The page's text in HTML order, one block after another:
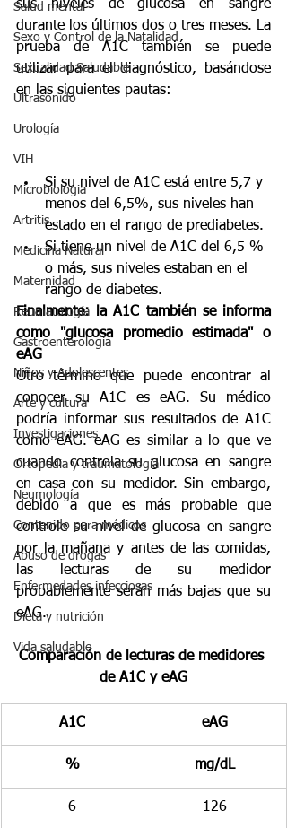
Salud mental
Sexo y Control de la Natalidad
Sexualidad Saludable
Ultrasonido
Urología
VIH
Microbiologia
Artritis
Medicina Natural
Maternidad
Reumatología
Gastroenterología
Niños y Adolescentes
Arte y cultura
Investigaciones
Ortopedia y traumatología
Neumología
Contenido para médicos
Abuso de drogas
Enfermedades infecciosas
Dieta y nutrición
Vida saludable
sus niveles de glucosa en sangre
durante los últimos dos o tres meses. La
prueba de A1C también se puede
utilizar para el diagnóstico, basándose
en las siguientes pautas:
Si su nivel de A1C está entre 5,7 y
menos del 6,5%, sus niveles han
estado en el rango de prediabetes.
Si tiene un nivel de A1C del 6,5 %
o más, sus niveles estaban en el
rango de diabetes.
Finalmente: la A1C también se informa
como "glucosa promedio estimada" o
eAG
Otro término que puede encontrar al
conocer su A1C es eAG. Su médico
podría informar sus resultados de A1C
como eAG. eAG es similar a lo que ve
cuando controla su glucosa en sangre
en casa con su medidor. Sin embargo,
debido a que es más probable que
controle su nivel de glucosa en sangre
por la mañana y antes de las comidas,
las lecturas de su medidor
probablemente serán más bajas que su
eAG.
Comparación de lecturas de medidores
de A1C y eAG
A1C eAG
% mg/dL
6 126